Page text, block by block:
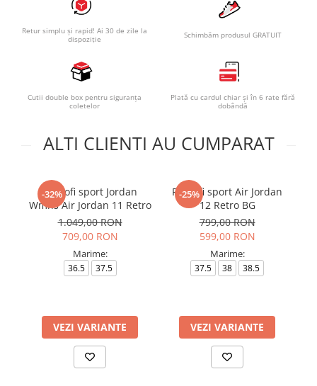
Retur simplu și rapid! Ai 30 de zile la
dispoziție
Schimbăm produsul GRATUIT
Cutii double box pentru siguranța
coletelor
Plată cu cardul chiar și în 6 rate fără
dobândă
ALTI CLIENTI AU CUMPARAT
-32%
Pantofi sport Jordan
Wmns Air Jordan 11 Retro
1.049,00 RON
709,00 RON
Marime:
36.5 37.5
VEZI VARIANTE
-25%
Pantofi sport Air Jordan
12 Retro BG
799,00 RON
599,00 RON
Marime:
37.5 38 38.5
VEZI VARIANTE